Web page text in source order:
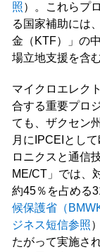
照）。これらプ
る国家補助には
金（KTF）」の
場立地支援を含
マイクロエレク
合する重要プロ
ても、ザクセン
月にIPCEIとし
ロニクスと通信
ME/CT」では、
約45％を占める
候保護省（
ジネス短信参照
たがって実施さ